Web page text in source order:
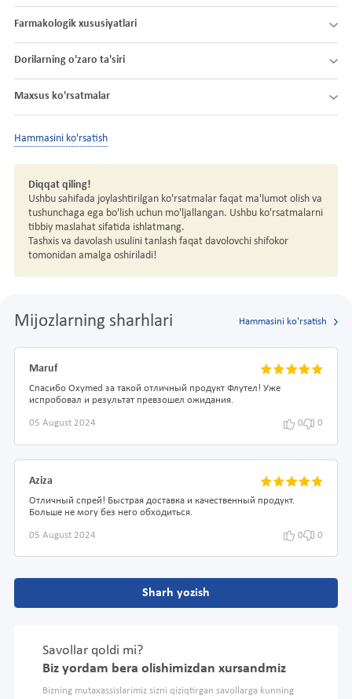
Farmakologik xususiyatlari
Dorilarning o'zaro ta'siri
Maxsus ko'rsatmalar
Hammasini ko'rsatish
Diqqat qiling!
Ushbu sahifada joylashtirilgan ko'rsatmalar faqat ma'lumot olish va
tushunchaga ega bo'lish uchun mo'ljallangan. Ushbu ko'rsatmalarni
tibbiy maslahat sifatida ishlatmang.
Tashxis va davolash usulini tanlash faqat davolovchi shifokor
tomonidan amalga oshiriladi!
Mijozlarning sharhlari Hammasini ko'rsatish
Maruf
Спасибо Oxymed за такой отличный продукт Флутел! Уже
испробовал и результат превзошел ожидания.
05 August 2024 0 0
Aziza
Отличный спрей! Быстрая доставка и качественный продукт.
Больше не могу без него обходиться.
05 August 2024 0 0
Sharh yozish
Savollar qoldi mi?
Biz yordam bera olishimizdan xursandmiz
Bizning mutaxassislarimiz sizni qiziqtirgan savollarga kunning